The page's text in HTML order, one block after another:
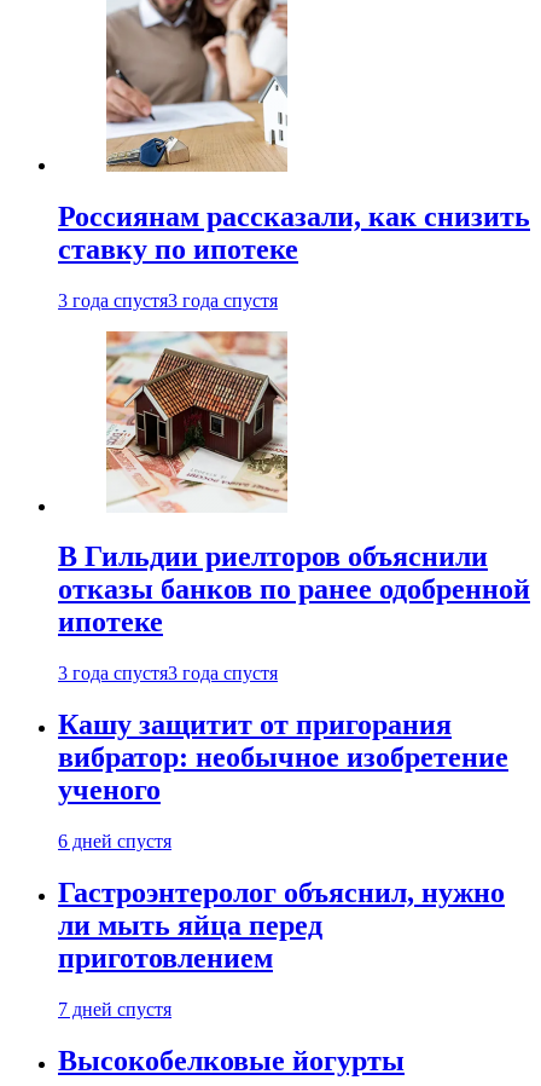
Россиянам рассказали, как снизить
ставку по ипотеке
3 года спустя3 года спустя
В Гильдии риелторов объяснили
отказы банков по ранее одобренной
ипотеке
3 года спустя3 года спустя
Кашу защитит от пригорания
вибратор: необычное изобретение
ученого
6 дней спустя
Гастроэнтеролог объяснил, нужно
ли мыть яйца перед
приготовлением
7 дней спустя
Высокобелковые йогурты